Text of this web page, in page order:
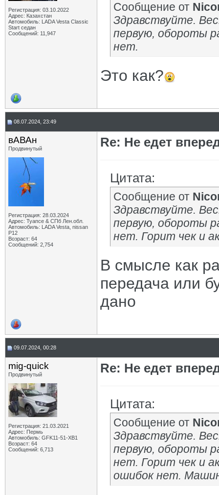
Регистрация: 03.10.2022
Адрес: Казахстан
Автомобиль: LADA Vesta Classic
Start седан
Сообщений: 11,947
Сообщение от
Здравствуйте.
первую, обороты
нет.
Это как?
08.07.2024, 23:49
вАВАн
Продвинутый
Регистрация: 28.03.2024
Адрес: Туапсе & СПб Лен.обл.
Автомобиль: LADA Vesta, nissan
P12
Возраст: 64
Сообщений: 2,754
Re: Не едет
Цитата:
Сообщение от
Здравствуйте.
первую, обороты
нет. Горит чек и
В смысле как
передача или
дано
09.07.2024, 00:28
mig-quick
Продвинутый
Регистрация: 21.03.2021
Адрес: Пермь
Автомобиль: GFK11-51-ХВ1
Возраст: 64
Сообщений: 6,713
Re: Не едет
Цитата:
Сообщение от
Здравствуйте.
первую, обороты
нет. Горит чек и
ошибок нет.